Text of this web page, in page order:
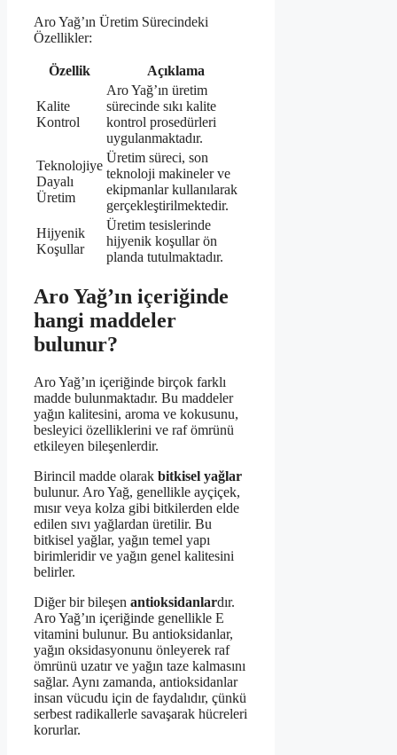
Aro Yağ’ın Üretim Sürecindeki
Özellikler:
Özellik Açıklama
Kalite
Kontrol
Aro Yağ’ın üretim
sürecinde sıkı kalite
kontrol prosedürleri
uygulanmaktadır.
Teknolojiye
Dayalı
Üretim
Üretim süreci, son
teknoloji makineler ve
ekipmanlar kullanılarak
gerçekleştirilmektedir.
Hijyenik
Koşullar
Üretim tesislerinde
hijyenik koşullar ön
planda tutulmaktadır.
Aro Yağ’ın içeriğinde
hangi maddeler
bulunur?
Aro Yağ’ın içeriğinde birçok farklı
madde bulunmaktadır. Bu maddeler
yağın kalitesini, aroma ve kokusunu,
besleyici özelliklerini ve raf ömrünü
etkileyen bileşenlerdir.
Birincil madde olarak bitkisel yağlar
bulunur. Aro Yağ, genellikle ayçiçek,
mısır veya kolza gibi bitkilerden elde
edilen sıvı yağlardan üretilir. Bu
bitkisel yağlar, yağın temel yapı
birimleridir ve yağın genel kalitesini
belirler.
Diğer bir bileşen antioksidanlardır.
Aro Yağ’ın içeriğinde genellikle E
vitamini bulunur. Bu antioksidanlar,
yağın oksidasyonunu önleyerek raf
ömrünü uzatır ve yağın taze kalmasını
sağlar. Aynı zamanda, antioksidanlar
insan vücudu için de faydalıdır, çünkü
serbest radikallerle savaşarak hücreleri
korurlar.